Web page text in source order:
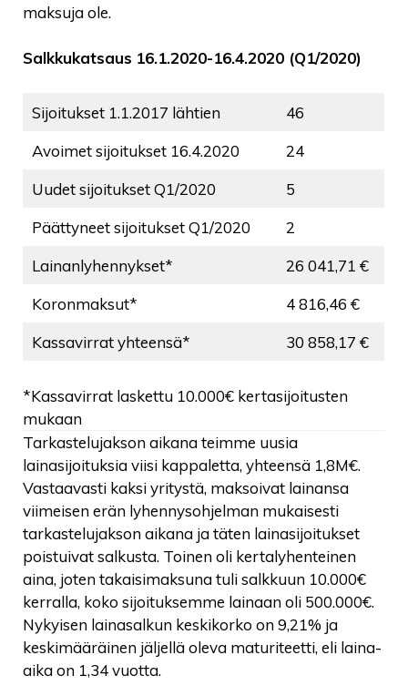
maksuja ole.
Salkkukatsaus 16.1.2020-16.4.2020 (Q1/2020)
Sijoitukset 1.1.2017 lähtien
46
Avoimet sijoitukset 16.4.2020
24
Uudet sijoitukset Q1/2020
5
Päättyneet sijoitukset Q1/2020
2
Lainanlyhennykset*
26 041,71 €
Koronmaksut*
4 816,46 €
Kassavirrat yhteensä*
30 858,17 €
*Kassavirrat laskettu 10.000€ kertasijoitusten
mukaan
Tarkastelujakson aikana teimme uusia
lainasijoituksia viisi kappaletta, yhteensä 1,8M€.
Vastaavasti kaksi yritystä, maksoivat lainansa
viimeisen erän lyhennysohjelman mukaisesti
tarkastelujakson aikana ja täten lainasijoitukset
poistuivat salkusta. Toinen oli kertalyhenteinen
aina, joten takaisimaksuna tuli salkkuun 10.000€
kerralla, koko sijoituksemme lainaan oli 500.000€.
Nykyisen lainasalkun keskikorko on 9,21% ja
keskimääräinen jäljellä oleva maturiteetti, eli laina-
aika on 1,34 vuotta.